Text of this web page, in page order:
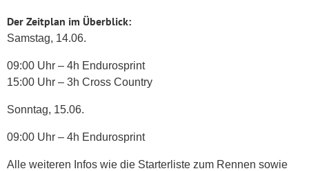
Der Zeitplan im Überblick:
Samstag, 14.06.
09:00 Uhr – 4h Endurosprint
15:00 Uhr – 3h Cross Country
Sonntag, 15.06.
09:00 Uhr – 4h Endurosprint
Alle weiteren Infos wie die Starterliste zum Rennen sowie